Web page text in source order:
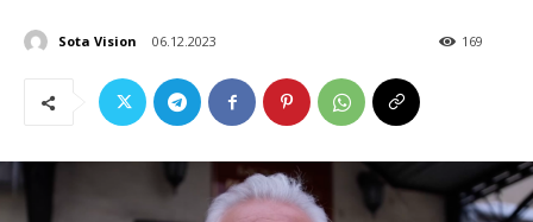
Sota Vision 06.12.2023 169